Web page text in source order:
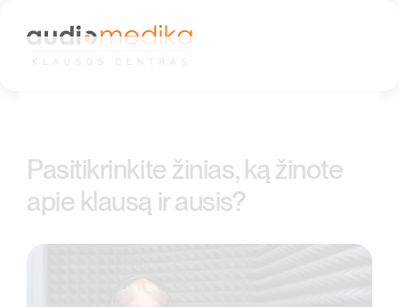
Pasitikrinkite žinias, ką žinote
apie klausą ir ausis?